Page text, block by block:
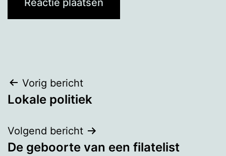
Bericht
navigatie
Vorig bericht
Lokale politiek
Volgend bericht
De geboorte van een filatelist